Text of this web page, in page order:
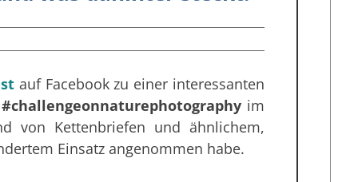
auf Facebook zu einer interessanten
#‪‎challengeonnaturephotographyim
von Kettenbriefen und ähnlichem,
Einsatz angenommen habe.